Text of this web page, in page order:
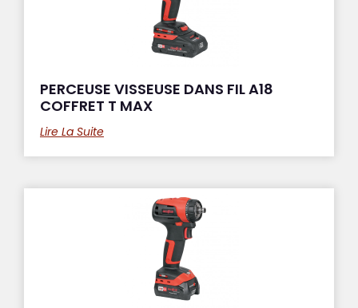
PERCEUSE VISSEUSE DANS FIL A18
COFFRET T MAX
Lire La Suite